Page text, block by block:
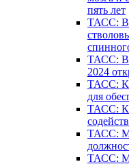
пять лет
ТАСС: В
ТАСС:
2024
ТАСС:
для
ТАСС:
ТАСС:
ТАСС: